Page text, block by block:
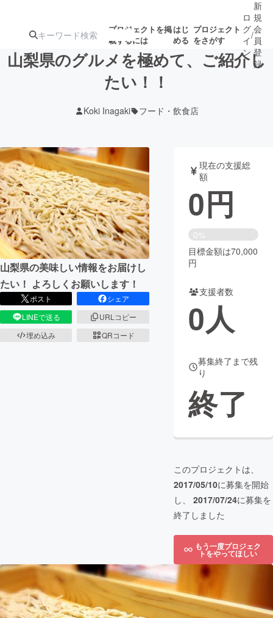
プロジェクトを掲
載するには
はじ
める
プロジェクト
をさがす
ジェクト
募集終了が近いプ
ロジェクト
アート・写真 音楽
テクノロジー・ガジェット ゲーム・サ
映像・映画 書籍・雑誌
ビジネス・起業
まちづくり・地域活性化
CAMPFIRE for Social Good
CAMPFIRE Creation
ロ
グ
イ
ン
/
新
規
会
員
登
録
山梨県のグルメを極めて、ご紹介し
たい！！
Koki Inagaki フード・飲食店
山梨県の美味しい情報をお届けし
たい！ よろしくお願いします！
ポスト
シェア
LINEで送る
URLコピー
埋め込み
QRコード
現在の支援総
額
0円
0%
目標金額は70,000
円
支援者数
0人
募集終了まで残
り
終了
このプロジェクトは、
2017/05/10に募集を開始
し、 2017/07/24に募集を
終了しました
もう一度プロジェク
トをやってほしい